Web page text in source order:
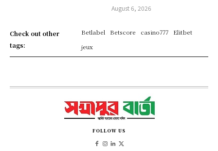
August 6, 2026
Check out other
tags:
Betlabel Betscore casino777
Elitbet
jeux
FOLLOW US